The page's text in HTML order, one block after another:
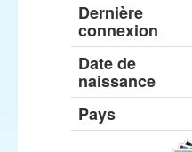
Dernière
connexion
Date de
naissance
Pays